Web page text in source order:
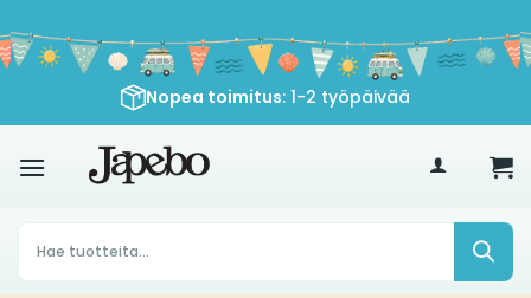
sisältöön
Nopea toimitus: 1-2 työpäivää
€ 35
Products
search